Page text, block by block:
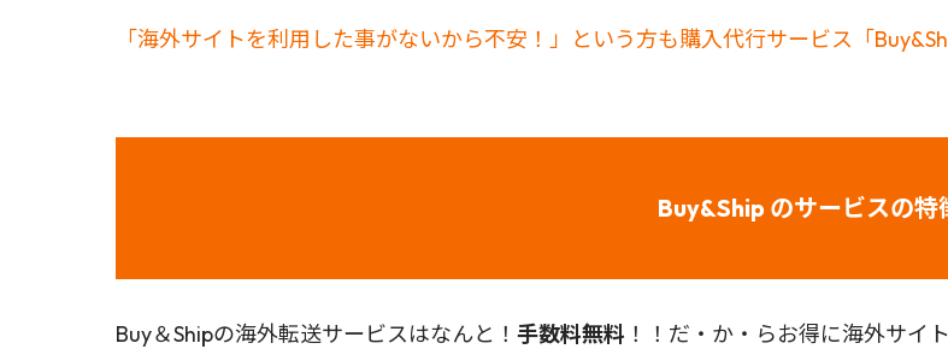
「海外サイトを利用した事がないから不安！」という方も購入代行サービス「
Buy&Ship のサービスの特
Buy＆Shipの海外転送サービスはなんと！ 手数料無料 ！！だ・か・らお得に海外サイ